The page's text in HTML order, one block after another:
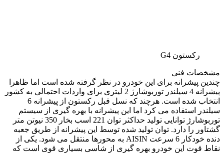
رکستون G4
مشخصات فنی
چندین پیشرانه برای این خودرو در نظر گرفته شده است اما ظاهرا
پیشرانه 4 سیلندر توربوشارژ 2 لیتری برای واردات احتمالی به کشور
انتخاب شده است. هرچند که نسل قبل رکستون از پیشرانه 6
سیلندر استفاده می کرد اما این پیشرانه با بهره گیری از سیستم
توربوشارژ توانایی تولید حداکثر توان 221 اسب بخار 350 نیوتن متر
گشتاور را دارد. توان تولید شده توسط این پیشرانه از طریق جعبه
دنده خودکار 6 سرعت AISIN به محورها منتقل می شود. یکی از
نقاط قوت این خودرو بهره گیری از شاسی بسیاری قوی است که